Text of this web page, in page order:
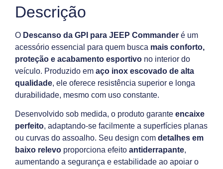
Descrição
O Descanso da GPI para JEEP Commander é um
acessório essencial para quem busca mais conforto,
proteção e acabamento esportivo no interior do
veículo. Produzido em aço inox escovado de alta
qualidade, ele oferece resistência superior e longa
durabilidade, mesmo com uso constante.
Desenvolvido sob medida, o produto garante encaixe
perfeito, adaptando-se facilmente a superfícies planas
ou curvas do assoalho. Seu design com detalhes em
baixo relevo proporciona efeito antiderrapante,
aumentando a segurança e estabilidade ao apoiar o